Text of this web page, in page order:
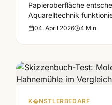
Papieroberfläche
Aquarelltechnik
richtige Papier für deinen
04. April 2026 4 Min
K�NSTLERBEDARF